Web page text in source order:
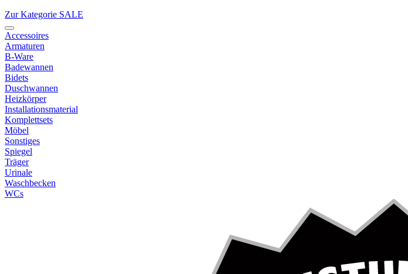
Zur Kategorie SALE
Accessoires
Armaturen
B-Ware
Badewannen
Bidets
Duschwannen
Heizkörper
Installationsmaterial
Komplettsets
Möbel
Sonstiges
Spiegel
Träger
Urinale
Waschbecken
WCs